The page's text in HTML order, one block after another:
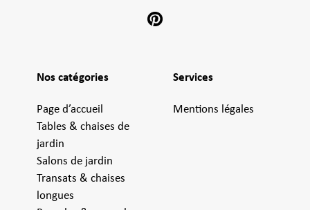
Nos catégories
Page d’accueil
Tables & chaises de
jardin
Salons de jardin
Transats & chaises
longues
Services
Mentions légales